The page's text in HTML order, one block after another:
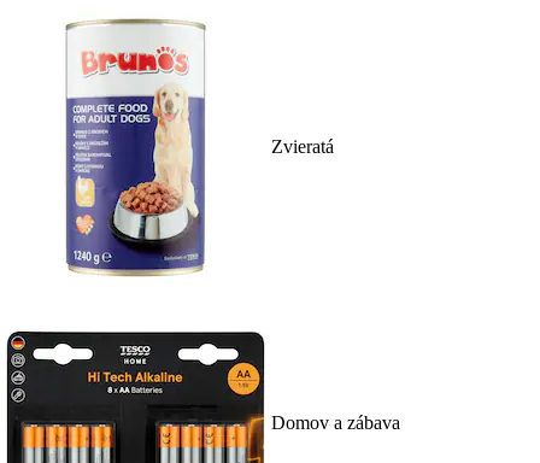
Zvieratá
Domov a zábava